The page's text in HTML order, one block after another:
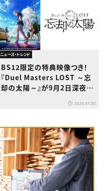
ニュース・トレンド
BS12限定の特典映像つき！
『Duel Masters LOST ～忘
却の太陽～』が9月2日深夜か
2026.07.30